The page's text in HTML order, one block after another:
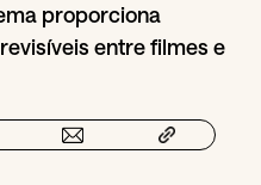
proporciona
entre filmes e